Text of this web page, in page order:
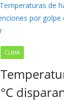
CLIMA
°C